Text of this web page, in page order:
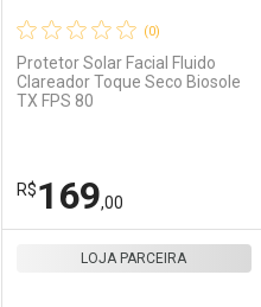
(0)
Protetor Solar Facial Fluido
Clareador Toque Seco Biosole
TX FPS 80
R$169,00
LOJA PARCEIRA